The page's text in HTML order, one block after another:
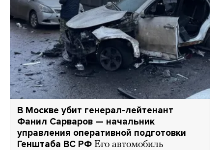
В Москве убит генерал-лейтенант
Фанил Сарваров — начальник
управления оперативной подготовки
Генштаба ВС РФ Его автомобиль